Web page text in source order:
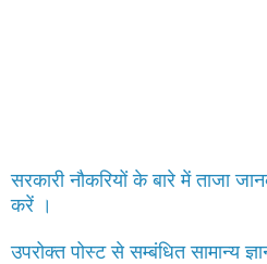
सरकारी नौकरियों के बारे में ताजा
करें ।
उपरोक्त पोस्ट से सम्बंधित सामान्य